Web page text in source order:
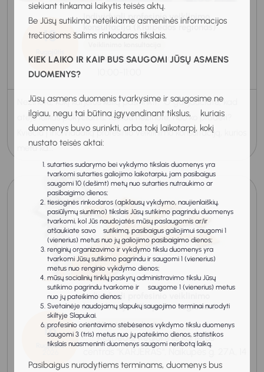
siekiant tinkamai laikytis teisės aktų.
Be Jūsų sutikimo neteikiame asmeninės informacijos
trečiosioms šalims rinkodaros tikslais.
KIEK LAIKO IR KAIP BUS SAUGOMI JŪSŲ ASMENS
DUOMENYS?
Jūsų asmens duomenis tvarkysime ir saugosime ne
ilgiau, negu tai būtina įgyvendinant tikslus, kuriais
duomenys buvo surinkti, arba tokį laikotarpį, kokį
nustato teisės aktai:
sutarties sudarymo bei vykdymo tikslais duomenys yra
tvarkomi sutarties galiojimo laikotarpiu, jam pasibaigus
saugomi 10 (dešimt) metų nuo sutarties nutraukimo ar
pasibaigimo dienos;
tiesioginės rinkodaros (apklausų vykdymo, naujienlaiškių,
pasiūlymų siuntimo) tikslais Jūsų sutikimo pagrindu duomenys
tvarkomi, kol Jūs naudojatės mūsų paslaugomis ar/ir
atšaukiate savo sutikimą, pasibaigus galiojimui saugomi 1
(vienerius) metus nuo jų galiojimo pasibaigimo dienos;
renginių organizavimo ir vykdymo tikslu duomenys yra
tvarkomi Jūsų sutikimo pagrindu ir saugomi 1 (vienerius)
metus nuo renginio vykdymo dienos;
mūsų socialinių tinklų paskyrų administravimo tikslu Jūsų
sutikimo pagrindu tvarkome ir saugome 1 (vienerius) metus
nuo jų pateikimo dienos;
Svetainėje naudojamų slapukų saugojimo terminai nurodyti
skiltyje Slapukai.
profesinio orientavimo stebėsenos vykdymo tikslu duomenys
saugomi 3 (tris) metus nuo jų pateikimo dienos, statistikos
tikslais nuasmeninti duomenys saugomi neribotą laiką.
Pasibaigus nurodytiems terminams, duomenys bus
18
2026
Individuali profesinio veiklinimo
konsultacija (Klaipėdos regionas)
Nuotolinė konsultacija
Nežinote, kokį karjeros kelią pasirinkti? O gal jaučiate, kad
atėjo laikas pokyčiams, tačiau nežinote, nuo ko pradėti?
Kviečiu į individualią profesinio veiklinimo konsultaciją, kurios
metu ka...
18
Rugpjūtis
Individuali profesinio veiklinimo
konsultacija (Klaipėdos regionas)
Veiklinimo konsultacija
Klaipėda, Regioninis karjeros
centras "KARJERAS", Naikupės g. 27A, 14
kab.